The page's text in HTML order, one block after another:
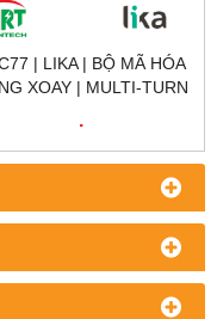
| LIKA | BỘ MÃ HÓA
XOAY | MULTI-TURN
.